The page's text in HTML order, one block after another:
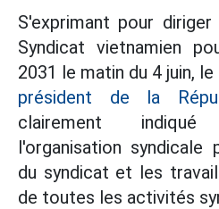
S'exprimant pour
Syndicat vietnamien
2031 le matin du 4 juin,
président de la
clairement
l'organisation syndicale
du syndicat et les
de toutes les activités